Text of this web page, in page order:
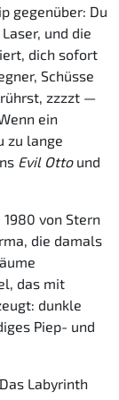
gegenüber: Du
und die
dich sofort
Schüsse
zzzzt —
ein
zu lange
Evil Ottound
von Stern
die damals
das mit
dunkle
Piep- und
Das Labyrinth